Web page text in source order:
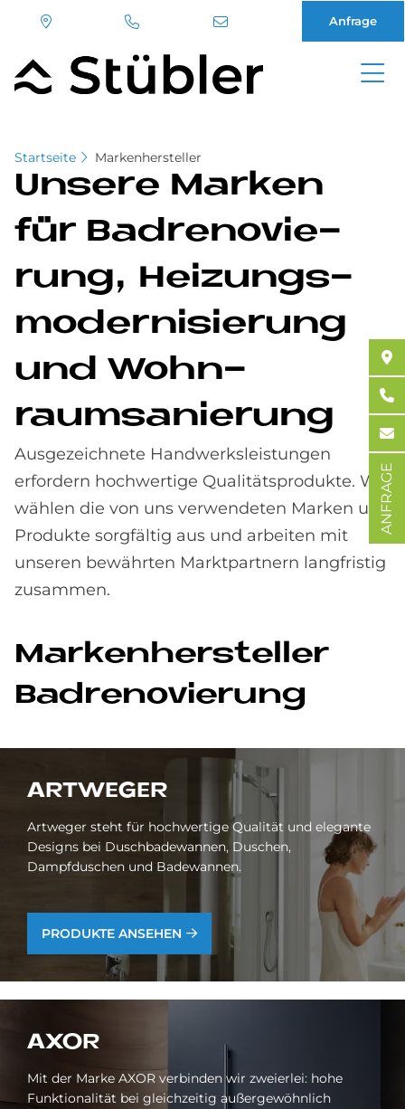
Anfrage
Startseite Markenhersteller
Un­se­re Mar­ken
für Bad­re­no­vie­
rung, Hei­zungs­
mo­der­ni­sie­rung
und Wohn­
raumsa­nie­rung
Ausgezeichnete Handwerksleistungen
erfordern hochwertige Qualitätsprodukte. Wir
wählen die von uns verwendeten Marken und
Produkte sorgfältig aus und arbeiten mit
unseren bewährten Marktpartnern langfristig
zusammen.
Mar­ken­her­stel­ler
Bad­re­no­vie­rung
ART­WE­GER
Artweger steht für hochwertige Qualität und elegante
Designs bei Duschbadewannen, Duschen,
Dampfduschen und Badewannen.
PRODUKTE ANSEHEN
AXOR
Mit der Marke AXOR verbinden wir zweierlei: hohe
Funktionalität bei gleichzeitig außergewöhnlich
ANFRAGE